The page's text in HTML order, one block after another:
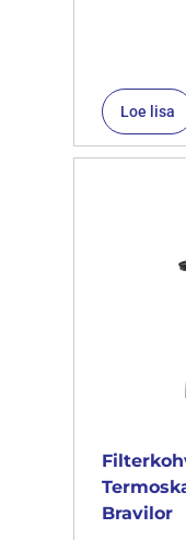
Loe lisa
Bravilor